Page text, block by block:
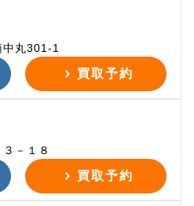
中丸301-1
買取予約
－１８
買取予約